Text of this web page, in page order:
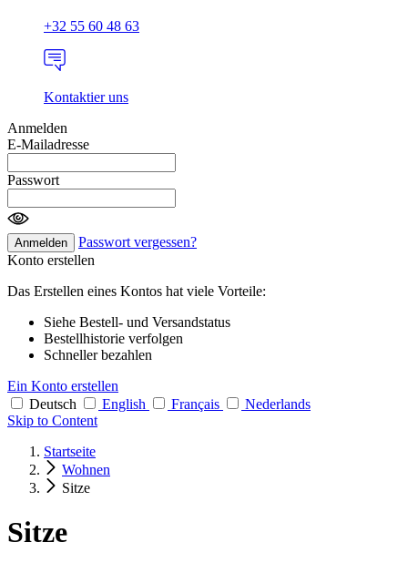
+32 55 60 48 63
Kontaktier uns
Anmelden
E-Mailadresse
Passwort
Anmelden
Passwort vergessen?
Konto erstellen
Das Erstellen eines Kontos hat viele Vorteile:
Siehe Bestell- und Versandstatus
Bestellhistorie verfolgen
Schneller bezahlen
Ein Konto erstellen
Deutsch
English Français
Nederlands
Skip to Content
Startseite
Wohnen
Sitze
Sitze